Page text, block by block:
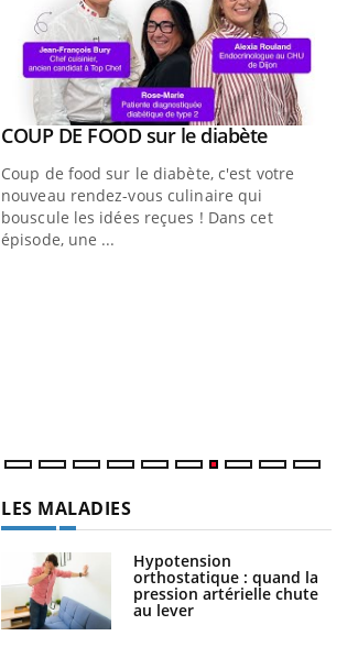
Hantavirus : un cas détecté chez un
touriste en France
Youtube
COUP DE FOOD sur le diabèteYoutube
Coup de food sur le diabète, c'est votre
nouveau rendez-vous culinaire qui
bouscule les idées reçues ! Dans cet
épisode, une ...
LES MALADIES
Hypotension
orthostatique : quand la
pression artérielle chute
au lever